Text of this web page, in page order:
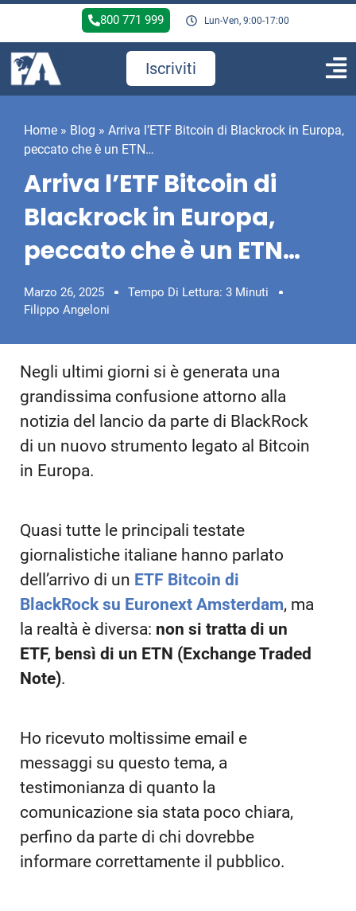
800 771 999 Lun-Ven, 9:00-17:00
Iscriviti
Home » Blog » Arriva l’ETF Bitcoin di Blackrock in Europa,
peccato che è un ETN…
Arriva l’ETF Bitcoin di
Blackrock in Europa,
peccato che è un ETN…
Marzo 26, 2025
Tempo Di Lettura: 3 Minuti
Filippo Angeloni
Negli ultimi giorni si è generata una
grandissima confusione attorno alla
notizia del lancio da parte di BlackRock
di un nuovo strumento legato al Bitcoin
in Europa.
Quasi tutte le principali testate
giornalistiche italiane hanno parlato
dell’arrivo di un ETF Bitcoin di
BlackRock su Euronext Amsterdam, ma
la realtà è diversa: non si tratta di un
ETF, bensì di un ETN (Exchange Traded
Note).
Ho ricevuto moltissime email e
messaggi su questo tema, a
testimonianza di quanto la
comunicazione sia stata poco chiara,
perfino da parte di chi dovrebbe
informare correttamente il pubblico.